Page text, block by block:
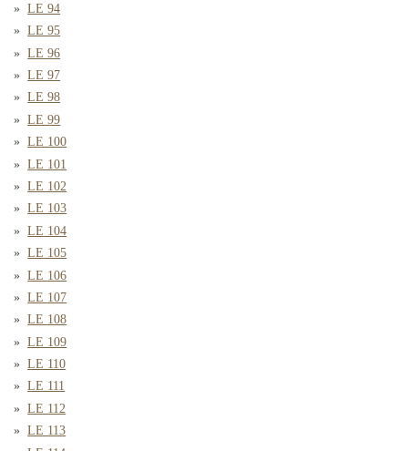
LE 94
LE 95
LE 96
LE 97
LE 98
LE 99
LE 100
LE 101
LE 102
LE 103
LE 104
LE 105
LE 106
LE 107
LE 108
LE 109
LE 110
LE 111
LE 112
LE 113